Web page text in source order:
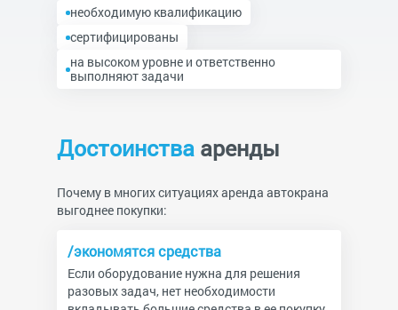
необходимую квалификацию
сертифицированы
на высоком уровне и ответственно
выполняют задачи
Достоинства аренды
Почему в многих ситуациях аренда автокрана
выгоднее покупки:
/экономятся средства
Если оборудование нужна для решения
разовых задач, нет необходимости